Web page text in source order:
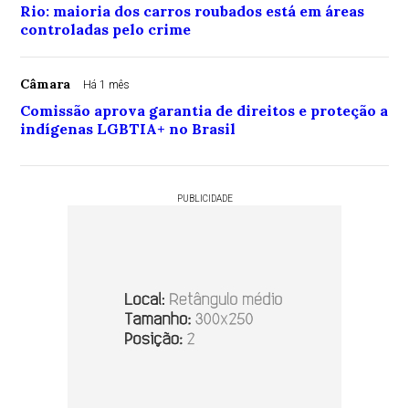
Rio: maioria dos carros roubados está em áreas
controladas pelo crime
Câmara Há 1 mês
Comissão aprova garantia de direitos e proteção a
indígenas LGBTIA+ no Brasil
PUBLICIDADE